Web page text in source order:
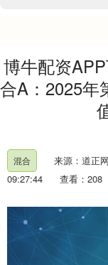
博牛配资
合A：2025年
混合 来源：道正
09:27:44
查看：208